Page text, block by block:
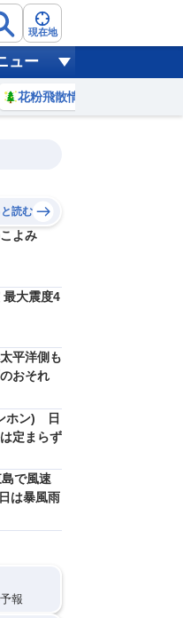
現在地
ュー
花粉飛散情報
1m/s 1
読む
よみ
最大震度4
平洋側も
おそれ
ホン) 日
定まらず
で風速
は暴風雨
報